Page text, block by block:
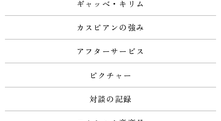
ギャッベ・キリム
カスピアンの強み
アフターサービス
ピクチャー
対談の記録